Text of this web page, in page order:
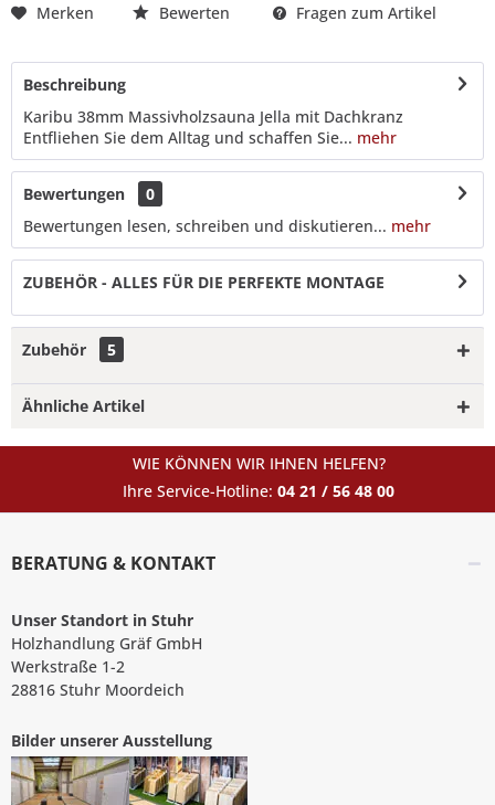
Merken Bewerten Fragen zum Artikel
Beschreibung
Karibu 38mm Massivholzsauna Jella mit Dachkranz
Entfliehen Sie dem Alltag und schaffen Sie... mehr
Bewertungen
0
Bewertungen lesen, schreiben und diskutieren... mehr
ZUBEHÖR - ALLES FÜR DIE PERFEKTE MONTAGE
Zubehör 5
Ähnliche Artikel
WIE KÖNNEN WIR IHNEN HELFEN?
Ihre Service-Hotline: 04 21 / 56 48 00
BERATUNG & KONTAKT
Unser Standort in Stuhr
Holzhandlung Gräf GmbH
Werkstraße 1-2
28816 Stuhr Moordeich
Bilder unserer Ausstellung